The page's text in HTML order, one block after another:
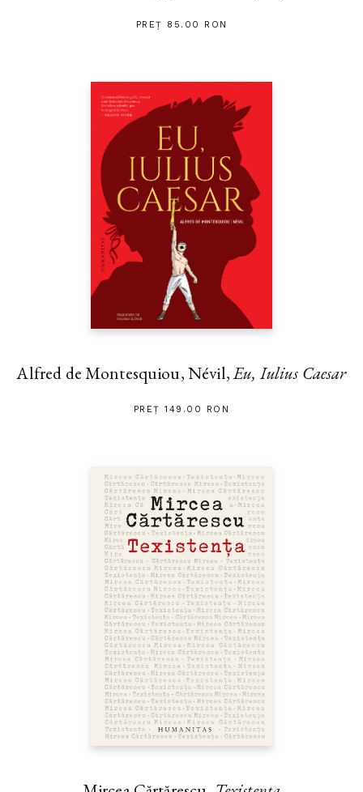
PREȚ 85.00 RON
Alfred de Montesquiou, Névil,Eu, Iulius Caesar
PREȚ 149.00 RON